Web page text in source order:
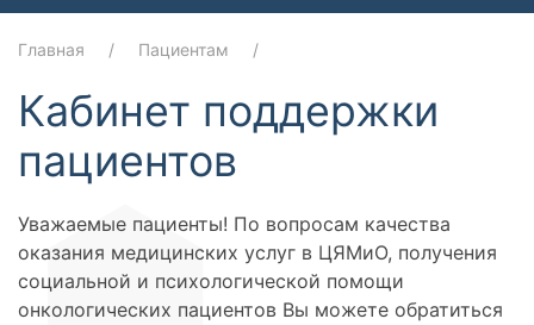
Главная Пациентам
Кабинет поддержки
пациентов
Уважаемые пациенты! По вопросам качества
оказания медицинских услуг в ЦЯМиО, получения
социальной и психологической помощи
онкологических пациентов Вы можете обратиться